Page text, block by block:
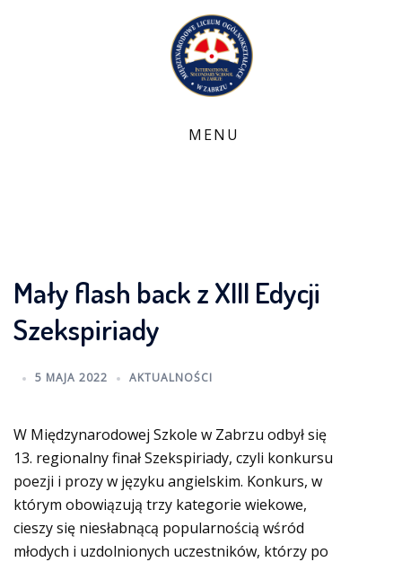
Mały flash back z XIII Edycji
Szekspiriady
5 MAJA 2022 AKTUALNOŚCI
W Międzynarodowej Szkole w Zabrzu odbył się
13. regionalny finał Szekspiriady, czyli konkursu
poezji i prozy w języku angielskim. Konkurs, w
którym obowiązują trzy kategorie wiekowe,
cieszy się niesłabnącą popularnością wśród
młodych i uzdolnionych uczestników, którzy po